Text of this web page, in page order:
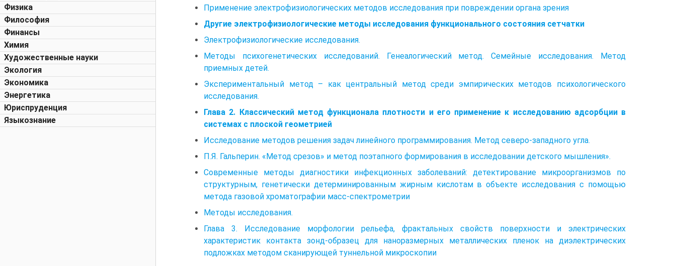
Физика
Философия
Финансы
Химия
Художественные науки
Экология
Экономика
Энергетика
Юриспруденция
Языкознание
Применение электрофизиологических методов исследования при повреждении органа зрения
Другие электрофизиологические методы исследования функционального состояния сетчатки
Электрофизиологические исследования.
Методы психогенетических исследований. Генеалогический метод. Семейные исследования. Метод
приемных детей.
Экспериментальный метод – как центральный метод среди эмпирических методов психологического
исследования.
Глава 2. Классический метод функционала плотности и его применение к исследованию адсорбции в
системах с плоской геометрией
Исследование методов решения задач линейного программирования. Метод северо-западного угла.
П.Я. Гальперин. «Метод срезов» и метод поэтапного формирования в исследовании детского мышления».
Современные методы диагностики инфекционных заболеваний: детектирование микроорганизмов по
структурным, генетически детерминированным жирным кислотам в объекте исследования с помощью
метода газовой хроматографии масс-спектрометрии
Методы исследования.
Глава 3. Исследование морфологии рельефа, фрактальных свойств поверхности и электрических
характеристик контакта зонд-образец для наноразмерных металлических пленок на диэлектрических
подложках методом сканирующей туннельной микроскопии